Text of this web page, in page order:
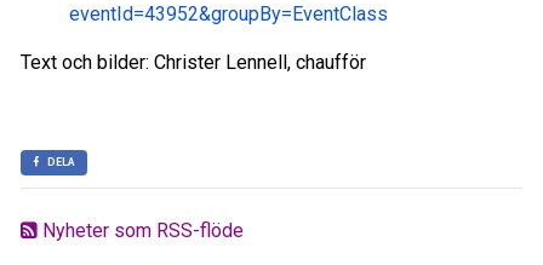
Nyheter som RSS-flöde
eventId=43952&groupBy=EventClass
Text och bilder: Christer Lennell, chaufför
DELA